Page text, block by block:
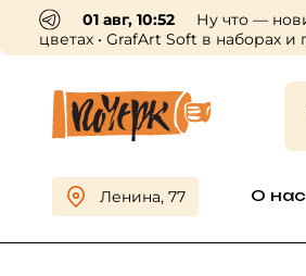
01 авг, 10:52
Ну что —
цветах • GrafArt Soft в наборах
Ленина, 77 О нас